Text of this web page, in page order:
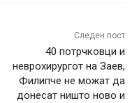
Следен пост
40 потрчковци и
неврохирургот на Заев,
Филипче не можат да
донесат ништо ново и